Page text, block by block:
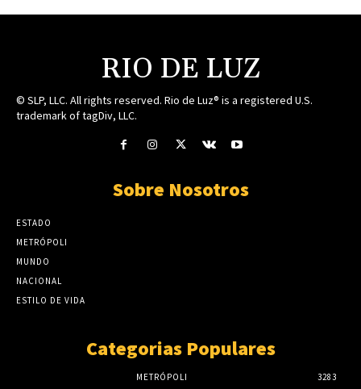
RIO DE LUZ
© SLP, LLC. All rights reserved. Rio de Luz® is a registered U.S.
trademark of tagDiv, LLC.
Sobre Nosotros
ESTADO
METRÓPOLI
MUNDO
NACIONAL
ESTILO DE VIDA
Categorias Populares
METRÓPOLI 3283